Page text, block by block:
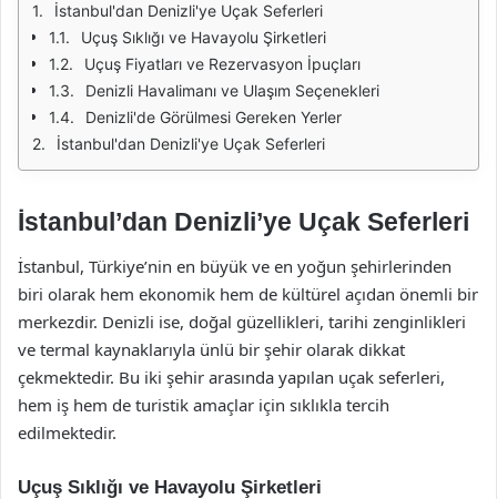
İstanbul'dan Denizli'ye Uçak Seferleri
Uçuş Sıklığı ve Havayolu Şirketleri
Uçuş Fiyatları ve Rezervasyon İpuçları
Denizli Havalimanı ve Ulaşım Seçenekleri
Denizli'de Görülmesi Gereken Yerler
İstanbul'dan Denizli'ye Uçak Seferleri
İstanbul’dan Denizli’ye Uçak Seferleri
İstanbul, Türkiye’nin en büyük ve en yoğun şehirlerinden
biri olarak hem ekonomik hem de kültürel açıdan önemli bir
merkezdir. Denizli ise, doğal güzellikleri, tarihi zenginlikleri
ve termal kaynaklarıyla ünlü bir şehir olarak dikkat
çekmektedir. Bu iki şehir arasında yapılan uçak seferleri,
hem iş hem de turistik amaçlar için sıklıkla tercih
edilmektedir.
Uçuş Sıklığı ve Havayolu Şirketleri